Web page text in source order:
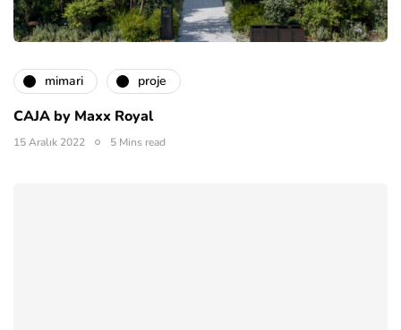
mimari proje
CAJA by Maxx Royal
15 Aralık 2022 5 Mins read